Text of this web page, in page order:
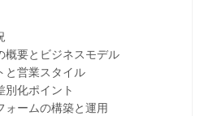
要とビジネスモデル
営業スタイル
化ポイント
ームの構築と運用